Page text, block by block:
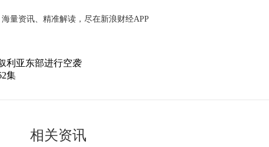
海量资讯、精准解读，尽在新浪财经APP
利亚东部进行空袭
集
相关资讯